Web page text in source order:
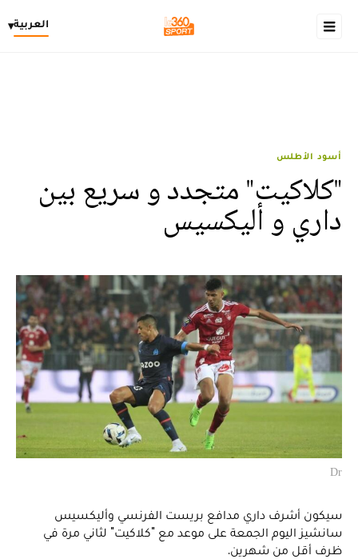
العربية▾
أسود الأطلس
"كلاكيت" متجدد و سريع بين
داري و أليكسيس
Dr
سيكون أشرف داري مدافع بريست الفرنسي وأليكسيس
سانشيز اليوم الجمعة على موعد مع "كلاكيت" لثاني مرة في
ظرف أقل من شهرين.